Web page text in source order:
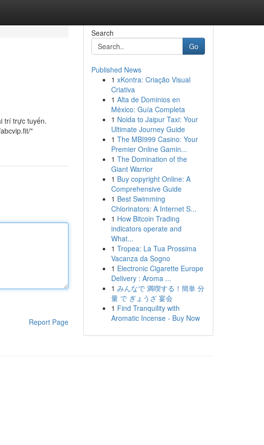
trí trực tuyến.
"
Report Page
Search
Go
Published News
1 xKontra: Criação Visual
Criativa
1 Alta de Dominios en
México: Guía Completa
1 Noida to Jaipur Taxi: Your
Ultimate Journey Guide
1 The MBI999 Casino: Your
Premier Online Gamin...
1 The Domination of the
Giant Warrior
1 Buy copyright Online: A
Comprehensive Guide
1 Best Swimming
Chlorinators: A Internet S...
1 How Bitcoin Trading
indicators operate and
What...
1 Tropea: La Tua Prossima
Vacanza da Sogno
1 Electronic Cigarette Europe
Delivery : Aroma ...
1 みんなで 満喫する！簡単 分
量 で ぎょうざ 宴会
1 Find Tranquility with
Aromatic Incense - Buy Now